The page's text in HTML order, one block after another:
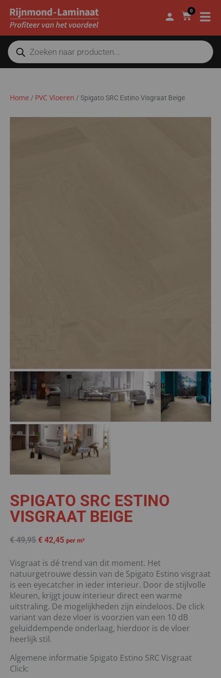
0
Home / PVC Vloeren / Spigato SRC Estino Visgraat Beige
SPIGATO SRC ESTINO
VISGRAAT BEIGE
€49,95 € 42,45 per m²
Visgraat is dé trend van dit moment. Het
natuurgetrouwe dessin van de Spigato Estino visgraat
is een eyecatcher in ieder interieur. Door de stijlvolle
kleuren, krijgt jouw interieur direct een warme
uitstraling. De mogelijkheden zijn eindeloos. De click
variant van deze vloer is voorzien van een 10 dB
geluiddempende onderlaag, hierdoor is de vloer
heerlijk stil.
Algemene informatie Spigato Estino SRC Visgraat
Click: